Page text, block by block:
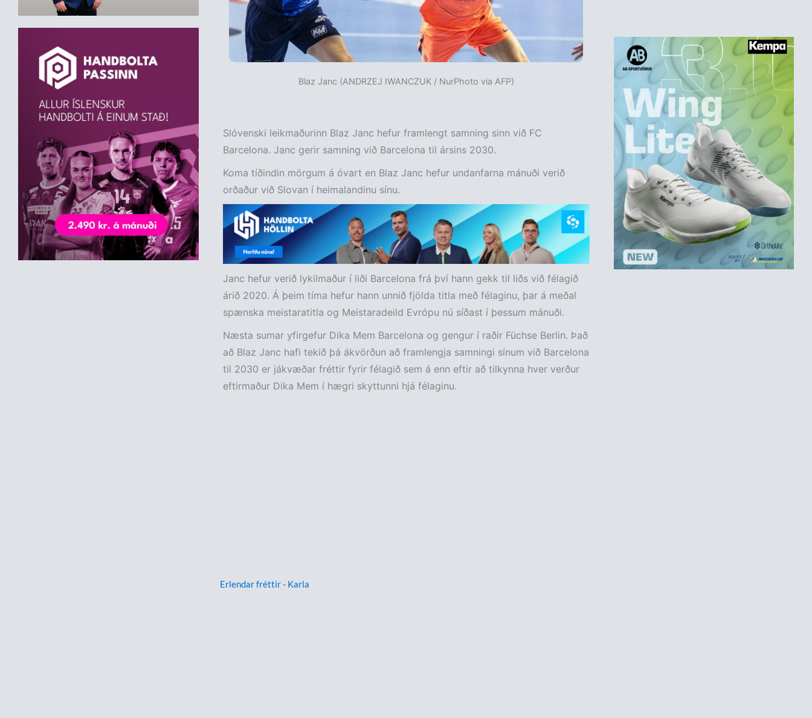
Blaz Janc (ANDRZEJ IWANCZUK / NurPhoto via AFP)
Slóvenski leikmaðurinn Blaz Janc hefur framlengt samning sinn við FC
Barcelona. Janc gerir samning við Barcelona til ársins 2030.
Koma tíðindin mörgum á óvart en Blaz Janc hefur undanfarna mánuði verið
orðaður við Slovan í heimalandinu sínu.
Janc hefur verið lykilmaður í liði Barcelona frá því hann gekk til liðs við félagið
árið 2020. Á þeim tíma hefur hann unnið fjölda titla með félaginu, þar á meðal
spænska meistaratitla og Meistaradeild Evrópu nú síðast í þessum mánuði.
Næsta sumar yfirgefur Dika Mem Barcelona og gengur í raðir Füchse Berlin. Það
að Blaz Janc hafi tekið þá ákvörðun að framlengja samningi sínum við Barcelona
til 2030 er jákvæðar fréttir fyrir félagið sem á enn eftir að tilkynna hver verður
eftirmaður Dika Mem í hægri skyttunni hjá félaginu.
Erlendar fréttir - Karla